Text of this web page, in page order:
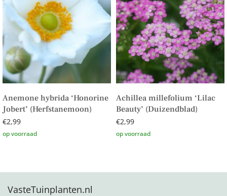
Anemone hybrida ‘Honorine
Jobert’ (Herfstanemoon)
€2,99
Achillea millefolium ‘Lilac
Beauty’ (Duizendblad)
€2,99
VasteTuinplanten.nl